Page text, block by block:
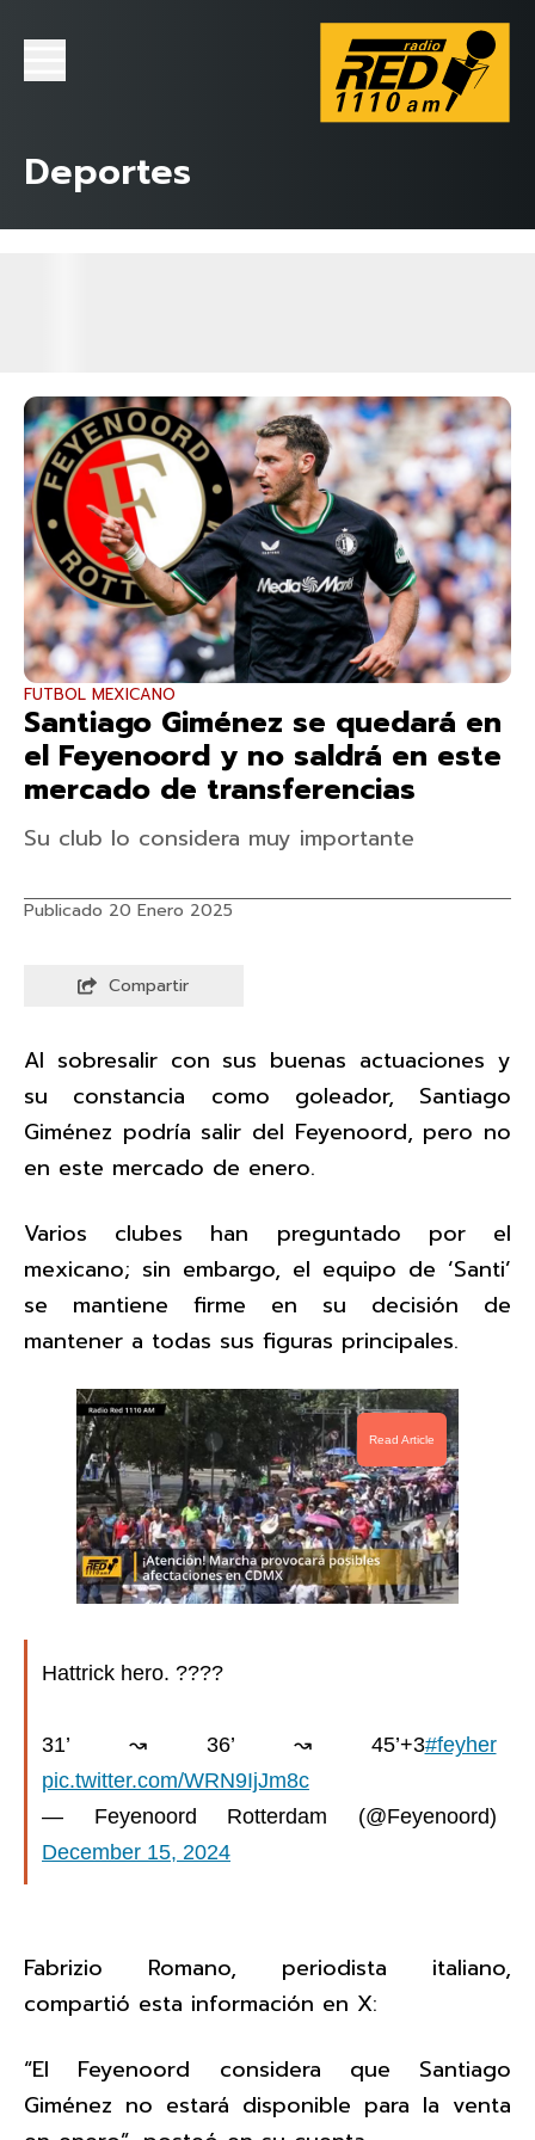
Deportes
FUTBOL MEXICANO
Santiago Giménez se quedará en
el Feyenoord y no saldrá en este
mercado de transferencias
Su club lo considera muy importante
Publicado 20 Enero 2025
Compartir
Al sobresalir con sus buenas actuaciones y
su constancia como goleador, Santiago
Giménez podría salir del Feyenoord, pero no
en este mercado de enero.
Varios clubes han preguntado por el
mexicano; sin embargo, el equipo de ‘Santi’
se mantiene firme en su decisión de
mantener a todas sus figuras principales.
Read Article
Hattrick hero. ????
31’ ↝ 36’ ↝ 45’+3#feyher
pic.twitter.com/WRN9IjJm8c
— Feyenoord Rotterdam (@Feyenoord)
December 15, 2024
Fabrizio Romano, periodista italiano,
compartió esta información en X:
“El Feyenoord considera que Santiago
Giménez no estará disponible para la venta